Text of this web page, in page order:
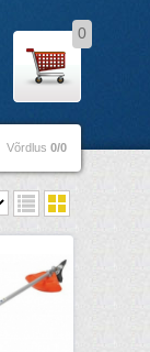
0
Võrdlus 0/0